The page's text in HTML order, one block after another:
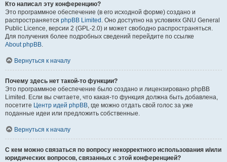
Кто написал эту конференцию?
Это программное обеспечение (в его исходной форме) создано и
распространяется phpBB Limited . Оно доступно на условиях GNU General
Public Licence, версии 2 (GPL-2.0) и может свободно распространяться.
Для получения более подробных сведений перейдите по ссылке
About phpBB.
Вернуться к началу
Почему здесь нет такой-то функции?
Это программное обеспечение было создано и лицензировано phpBB
Limited. Если вы считаете, что какая-то функция должна быть добавлена,
посетите Центр идей phpBB, где можно отдать свой голос за уже
поданные идеи или предложить собственные.
Вернуться к началу
С кем можно связаться по вопросу некорректного использования и/или
юридических вопросов, связанных с этой конференцией?